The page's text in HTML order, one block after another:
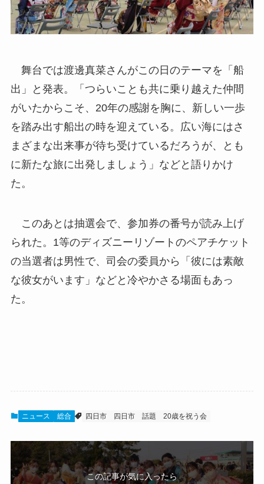
舞台では渡邊真菜さんがこの日のテーマを「船
出」と発表。「つらいことも共に乗り越えた仲間
がいたからこそ、20年の感謝を胸に、新しい一歩
を踏み出す船出の時を迎えている。広い海にはさ
まざまな出来事が待ち受けているだろうが、とも
に新たな旅に出発しましょう」などと語りかけ
た。
このあとは抽選会で、参加券の番号が読み上げ
られた。1等のディズニーリゾートのペアチケット
の当選者は男性で、司会の委員から「彼には素敵
な彼女がいます」などと冷やかさる場面もあっ
た。
ニュース 総合 四日市 四日市 話題 20歳を祝う会
この記事が気に入ったら